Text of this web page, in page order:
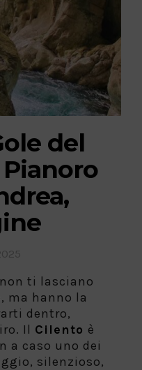
del
ti lasciano
ma hanno la
dentro,
Il Cilento è
a caso uno dei
silenzioso,